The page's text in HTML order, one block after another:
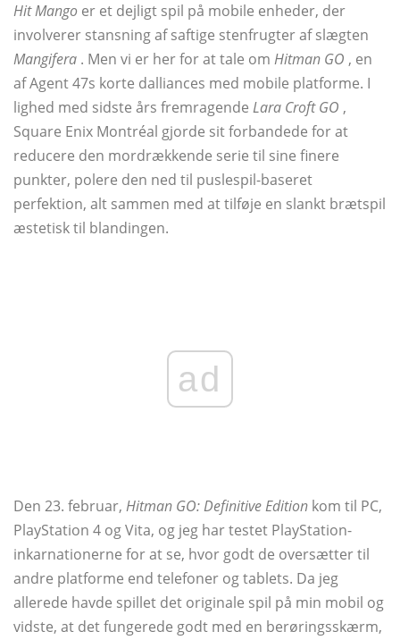
Hit Mango er et dejligt spil på mobile enheder, der
involverer stansning af saftige stenfrugter af slægten
Mangifera . Men vi er her for at tale om Hitman GO , en
af ​​Agent 47s korte dalliances med mobile platforme. I
lighed med sidste års fremragende Lara Croft GO ,
Square Enix Montréal gjorde sit forbandede for at
reducere den mordrækkende serie til sine finere
punkter, polere den ned til puslespil-baseret
perfektion, alt sammen med at tilføje en slankt brætspil
æstetisk til blandingen.
ad
Den 23. februar, Hitman GO: Definitive Edition kom til PC,
PlayStation 4 og Vita, og jeg har testet PlayStation-
inkarnationerne for at se, hvor godt de oversætter til
andre platforme end telefoner og tablets. Da jeg
allerede havde spillet det originale spil på min mobil og
vidste, at det fungerede godt med en berøringsskærm,